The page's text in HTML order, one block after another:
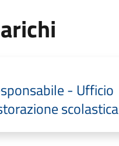
- Ufficio
scolastica